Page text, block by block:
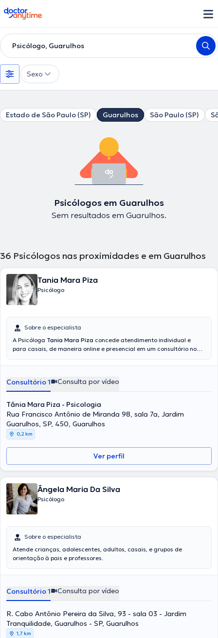
doctoranytime
Psicólogo, Guarulhos
Sexo
Estado de São Paulo (SP) Guarulhos São Paulo (SP)
Psicólogos em Guarulhos
Sem resultados em Guarulhos.
36 Psicólogos nas proximidades e em Guarulhos
Tania Mara Piza
Psicólogo
Sobre o especialista
A Psicóloga Tania Mara Piza concede atendimento individual e
para casais, de maneira online e presencial em um consultório no
atendimento particular, como através do convênio Care Plus, o qual
acadêmica de sucesso, possui ampla experiência em
codependência, terapia de casal, luto, depressão, ansiedade,
transtorno alimentar e estresse.
Consultório 1 Consulta por vídeo
Tânia Mara Piza - Psicologia
Rua Francisco Antônio de Miranda 98, sala 7a, Jardim
Guarulhos, SP, 450, Guarulhos
0,2 km
Ver perfil
Ângela Maria Da Silva
Psicólogo
Sobre o especialista
Atende crianças, adolescentes, adultos, casais, e grupos de
orientação à pais e professores.
Consultório 1 Consulta por vídeo
R. Cabo Antônio Pereira da Silva, 93 - sala 03 - Jardim
Tranquilidade, Guarulhos - SP, Guarulhos
1,7 km